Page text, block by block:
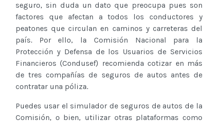
seguro, sin duda un dato que preocupa pues son
factores que afectan a todos los conductores y
peatones que circulan en caminos y carreteras del
país. Por ello, la Comisión Nacional para la
Protección y Defensa de los Usuarios de Servicios
Financieros (Condusef) recomienda cotizar en más
de tres compañías de seguros de autos antes de
contratar una póliza.
Puedes usar el simulador de seguros de autos de la
Comisión, o bien, utilizar otras plataformas como